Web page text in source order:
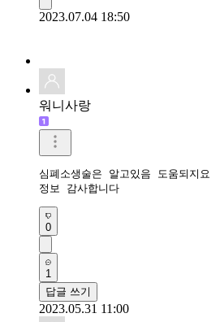
2023.07.04 18:50
워니사랑
심폐소생술은 알고있음 도움되지요
정보 감사합니다
0
1
답글 쓰기
2023.05.31 11:00